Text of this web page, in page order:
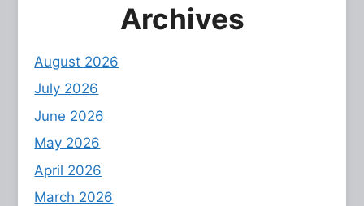
Archives
August 2026
July 2026
June 2026
May 2026
April 2026
March 2026